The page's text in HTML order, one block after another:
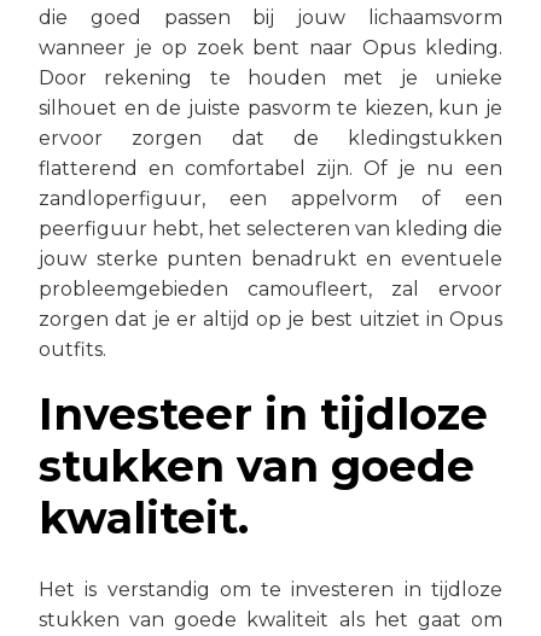
die goed passen bij jouw lichaamsvorm
wanneer je op zoek bent naar Opus kleding.
Door rekening te houden met je unieke
silhouet en de juiste pasvorm te kiezen, kun je
ervoor zorgen dat de kledingstukken
flatterend en comfortabel zijn. Of je nu een
zandloperfiguur, een appelvorm of een
peerfiguur hebt, het selecteren van kleding die
jouw sterke punten benadrukt en eventuele
probleemgebieden camoufleert, zal ervoor
zorgen dat je er altijd op je best uitziet in Opus
outfits.
Investeer in tijdloze
stukken van goede
kwaliteit.
Het is verstandig om te investeren in tijdloze
stukken van goede kwaliteit als het gaat om